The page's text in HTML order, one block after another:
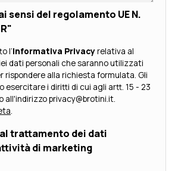
sensi del regolamento UE N.
l’Informativa Privacyrelativa al
dati personali che saranno utilizzati
rispondere alla richiesta formulata. Gli
esercitare i diritti di cui agli artt. 15 - 23
all'indirizzo privacy@brotini.it.
trattamento dei dati
di marketing